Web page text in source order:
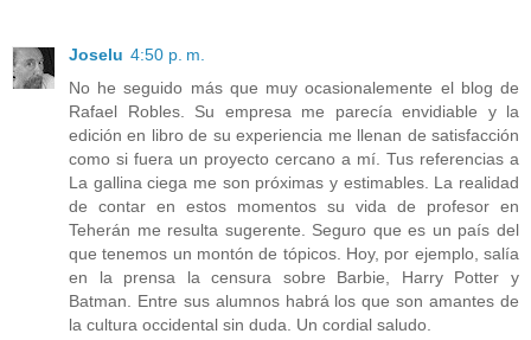
Joselu 4:50 p. m.
No he seguido más que muy ocasionalemente el blog de
Rafael Robles. Su empresa me parecía envidiable y la
edición en libro de su experiencia me llenan de satisfacción
como si fuera un proyecto cercano a mí. Tus referencias a
La gallina ciega me son próximas y estimables. La realidad
de contar en estos momentos su vida de profesor en
Teherán me resulta sugerente. Seguro que es un país del
que tenemos un montón de tópicos. Hoy, por ejemplo, salía
en la prensa la censura sobre Barbie, Harry Potter y
Batman. Entre sus alumnos habrá los que son amantes de
la cultura occidental sin duda. Un cordial saludo.